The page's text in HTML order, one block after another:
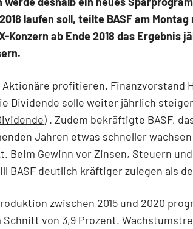
laufen soll, teilte BASF am
Konzern ab Ende 2018 das Ergebnis
Aktionäre profitieren. Finanzvorstand
Dividende solle weiter jährlich
) . Zudem bekräftigte BASF,
Jahren etwas schneller
Beim Gewinn vor Zinsen, Steuern und
BASF deutlich kräftiger zulegen als
zwischen 2015 und 2020
Schnitt von 3,9 Prozent.